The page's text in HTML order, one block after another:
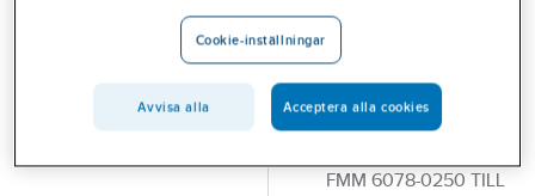
Sexkantsmejsel
för
sanitetsarmatur,
FMM
FMM 6078-0250 TILL
Cookie-inställningar
Avvisa alla Acceptera alla cookies